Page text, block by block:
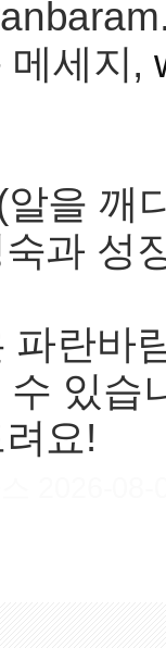
메세지,
을 깨
과 성
파란바
있습
요!